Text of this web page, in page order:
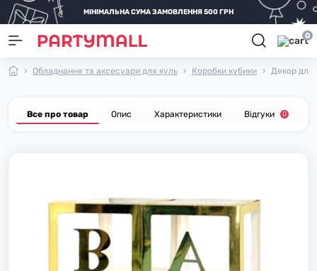
МІНІМАЛЬНА СУМА ЗАМОВЛЕННЯ 500 ГРН
0
Обладнання та аксесуари для куль Коробки кубики Декор для
Все про товар Опис Характеристики Відгуки 0